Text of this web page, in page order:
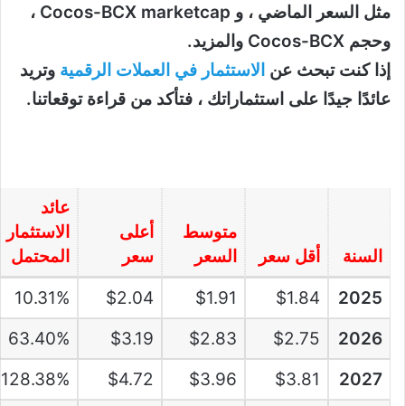
مثل السعر الماضي ، و Cocos-BCX marketcap ،
وحجم Cocos-BCX والمزيد.
إذا كنت تبحث عن الاستثمار في العملات الرقمية وتريد
عائدًا جيدًا على استثماراتك ، فتأكد من قراءة توقعاتنا.
السنة أقل سعر
متوسط
السعر
أعلى
سعر
عائد
الاستثمار
المحتمل
2025
$1.84
$1.91
$2.04
10.31%
2026
$2.75
$2.83
$3.19
63.40%
2027
$3.81
$3.96
$4.72
128.38%